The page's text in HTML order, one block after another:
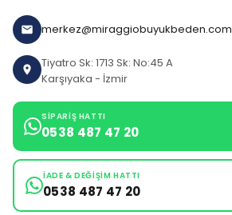
merkez@miraggiobuyukbeden.com
Tiyatro Sk: 1713 Sk: No:45 A
Karşıyaka - İzmir
SIPARIŞ HATTI
0538 487 47 20
İADE & DEĞIŞIM HATTI
0538 487 47 20